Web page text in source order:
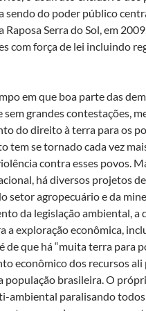
sendo do poder público
Raposa Serra do Sol, em
com força de lei incluindo
em que boa parte das
grandes contestações,
do direito à terra para os
tem se tornado cada vez
contra esses povos.
há diversos projetos
setor agropecuário e da
da legislação ambiental, a
a exploração econômica,
de que há “muita terra para
econômico dos recursos
população brasileira. O
ambiental paralisando todos